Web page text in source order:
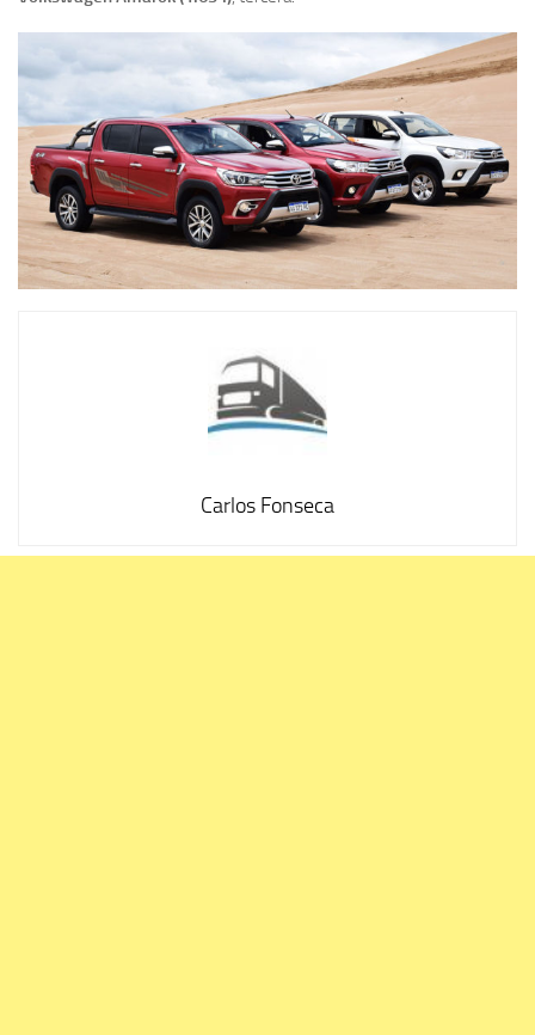
Carlos Fonseca